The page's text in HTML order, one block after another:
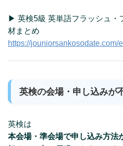
▶ 英検5級 英単語フラッシュ・
材まとめ
https://jouniorsankosodate.com/
英検の会場・申し込みが
英検は
本会場・準会場で申し込み方法